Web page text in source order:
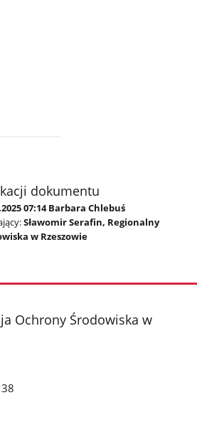
dokumentu
07:14 Barbara Chlebuś
Sławomir Serafin, Regionalny
w Rzeszowie
Ochrony Środowiska w